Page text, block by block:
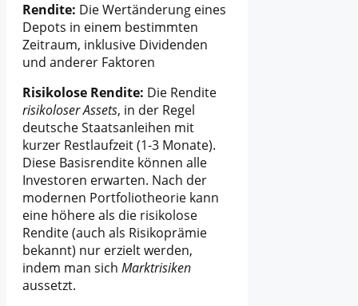
Rendite: Die Wertänderung eines
Depots in einem bestimmten
Zeitraum, inklusive Dividenden
und anderer Faktoren
Risikolose Rendite: Die Rendite
risikoloser Assets, in der Regel
deutsche Staatsanleihen mit
kurzer Restlaufzeit (1-3 Monate).
Diese Basisrendite können alle
Investoren erwarten. Nach der
modernen Portfoliotheorie kann
eine höhere als die risikolose
Rendite (auch als Risikoprämie
bekannt) nur erzielt werden,
indem man sich Marktrisiken
aussetzt.